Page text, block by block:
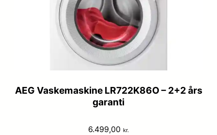
AEG Vaskemaskine LR722K86O – 2+2 års
garanti
6.499,00 kr.